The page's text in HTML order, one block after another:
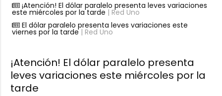
¡Atención! El dólar paralelo presenta leves variaciones
este miércoles por la tarde | Red Uno
El dólar paralelo presenta leves variaciones este
viernes por la tarde| Red Uno
¡Atención! El dólar paralelo presenta
leves variaciones este miércoles por la
tarde